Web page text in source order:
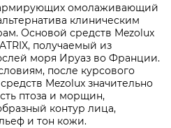
омолаживающий
клиническим
Основой средств Mezolux
получаемый из
моря Ируаз во Франции.
после курсового
Mezolux значительно
птоза и морщин,
контур лица,
и тон кожи.